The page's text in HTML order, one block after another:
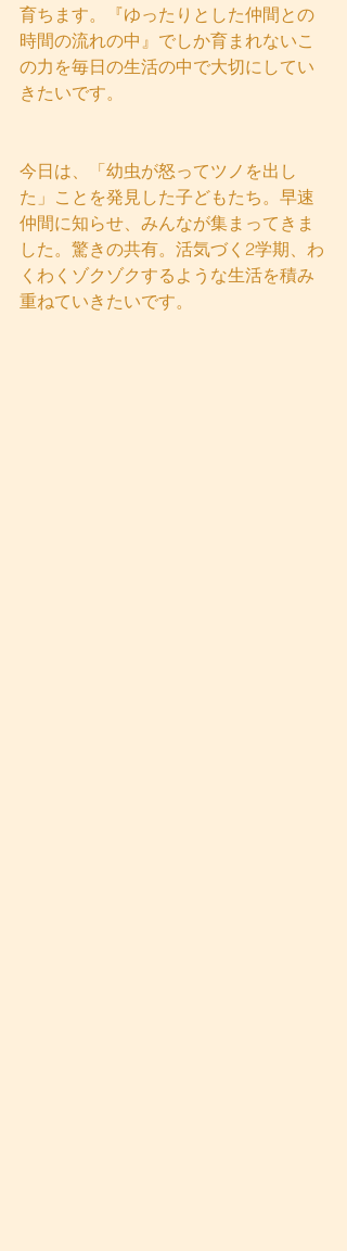
育ちます。『ゆったりとした仲間との
時間の流れの中』でしか育まれないこ
の力を毎日の生活の中で大切にしてい
きたいです。
今日は、「幼虫が怒ってツノを出し
た」ことを発見した子どもたち。早速
仲間に知らせ、みんなが集まってきま
した。驚きの共有。活気づく2学期、わ
くわくゾクゾクするような生活を積み
重ねていきたいです。